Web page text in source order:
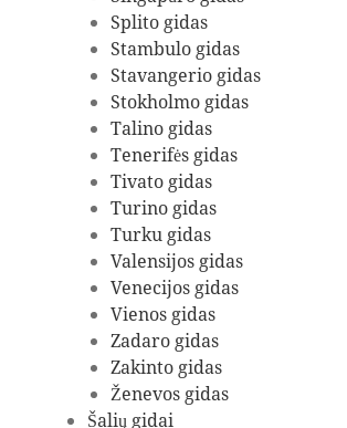
Splito gidas
Stambulo gidas
Stavangerio gidas
Stokholmo gidas
Talino gidas
Tenerifės gidas
Tivato gidas
Turino gidas
Turku gidas
Valensijos gidas
Venecijos gidas
Vienos gidas
Zadaro gidas
Zakinto gidas
Ženevos gidas
Šalių gidai